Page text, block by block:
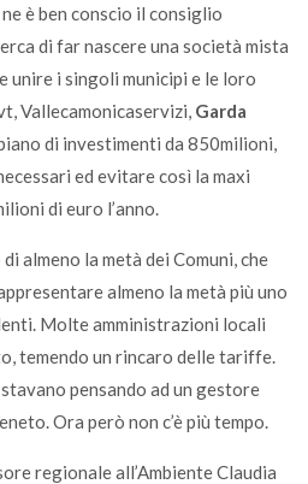
è ben conscio il consiglio
di far nascere una società mista
unire i singoli municipi e le loro
Vallecamonicaservizi, Garda
di investimenti da 850milioni,
ed evitare così la maxi
di euro l’anno.
almeno la metà dei Comuni, che
almeno la metà più uno
Molte amministrazioni locali
temendo un rincaro delle tariffe.
pensando ad un gestore
Ora però non c’è più tempo.
regionale all’Ambiente Claudia